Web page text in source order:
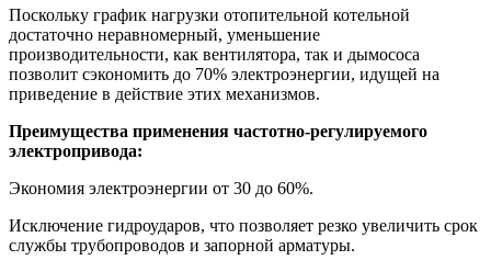
Поскольку график нагрузки отопительной котельной
достаточно неравномерный, уменьшение
производительности, как вентилятора, так и дымососа
позволит сэкономить до 70% электроэнергии, идущей на
приведение в действие этих механизмов.
Преимущества применения частотно-регулируемого
электропривода:
Экономия электроэнергии от 30 до 60%.
Исключение гидроударов, что позволяет резко увеличить срок
службы трубопроводов и запорной арматуры.